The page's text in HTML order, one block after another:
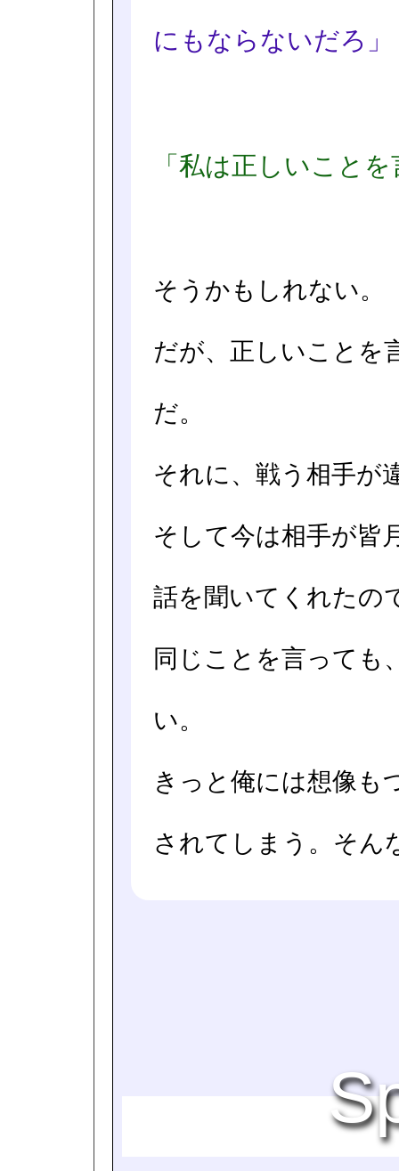
にもならないだろ」
「私は正しいこと
そうかもしれない。
だが、正しいことを
だ。
それに、戦う相手が
そして今は相手が皆
話を聞いてくれたの
同じことを言っても
い。
きっと俺には想像も
されてしまう。そん